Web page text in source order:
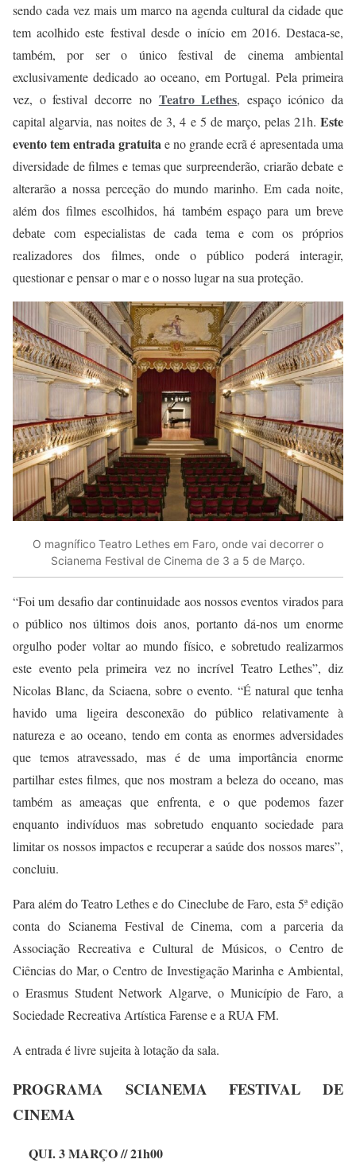
sendo cada vez mais um marco na agenda cultural da cidade que
tem acolhido este festival desde o início em 2016. Destaca-se,
também, por ser o único festival de cinema ambiental
exclusivamente dedicado ao oceano, em Portugal. Pela primeira
vez, o festival decorre no Teatro Lethes, espaço icónico da
capital algarvia, nas noites de 3, 4 e 5 de março, pelas 21h. Este
evento tem entrada gratuita e no grande ecrã é apresentada uma
diversidade de filmes e temas que surpreenderão, criarão debate e
alterarão a nossa perceção do mundo marinho. Em cada noite,
além dos filmes escolhidos, há também espaço para um breve
debate com especialistas de cada tema e com os próprios
realizadores dos filmes, onde o público poderá interagir,
questionar e pensar o mar e o nosso lugar na sua proteção.
O magnífico Teatro Lethes em Faro, onde vai decorrer o
Scianema Festival de Cinema de 3 a 5 de Março.
“Foi um desafio dar continuidade aos nossos eventos virados para
o público nos últimos dois anos, portanto dá-nos um enorme
orgulho poder voltar ao mundo físico, e sobretudo realizarmos
este evento pela primeira vez no incrível Teatro Lethes”, diz
Nicolas Blanc, da Sciaena, sobre o evento. “É natural que tenha
havido uma ligeira desconexão do público relativamente à
natureza e ao oceano, tendo em conta as enormes adversidades
que temos atravessado, mas é de uma importância enorme
partilhar estes filmes, que nos mostram a beleza do oceano, mas
também as ameaças que enfrenta, e o que podemos fazer
enquanto indivíduos mas sobretudo enquanto sociedade para
limitar os nossos impactos e recuperar a saúde dos nossos mares”,
concluiu.
Para além do Teatro Lethes e do Cineclube de Faro, esta 5ª edição
conta do Scianema Festival de Cinema, com a parceria da
Associação Recreativa e Cultural de Músicos, o Centro de
Ciências do Mar, o Centro de Investigação Marinha e Ambiental,
o Erasmus Student Network Algarve, o Município de Faro, a
Sociedade Recreativa Artística Farense e a RUA FM.
A entrada é livre sujeita à lotação da sala.
PROGRAMA SCIANEMA FESTIVAL DE
CINEMA
QUI. 3 MARÇO // 21h00